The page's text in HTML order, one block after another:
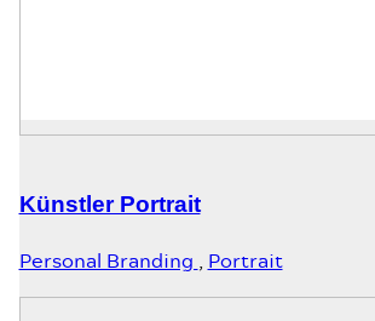
Künstler Portrait
Personal Branding Portrait